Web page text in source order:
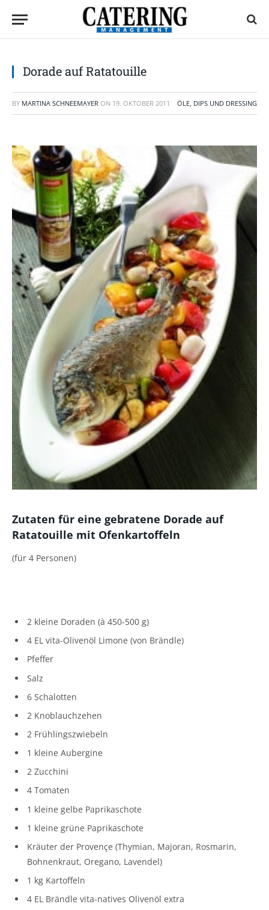
Dorade auf Ratatouille
BY MARTINA SCHNEEMAYER ON 19. OKTOBER 2011 ÖLE, DIPS UND DRESSING
Zutaten für eine gebratene Dorade auf
Ratatouille mit Ofenkartoffeln
(für 4 Personen)
2 kleine Doraden (à 450-500 g)
4 EL vita-Olivenöl Limone (von Brändle)
Pfeffer
Salz
6 Schalotten
2 Knoblauchzehen
2 Frühlingszwiebeln
1 kleine Aubergine
2 Zucchini
4 Tomaten
1 kleine gelbe Paprikaschote
1 kleine grüne Paprikaschote
Kräuter der Provençe (Thymian, Majoran, Rosmarin,
Bohnenkraut, Oregano, Lavendel)
1 kg Kartoffeln
4 EL Brändle vita-natives Olivenöl extra